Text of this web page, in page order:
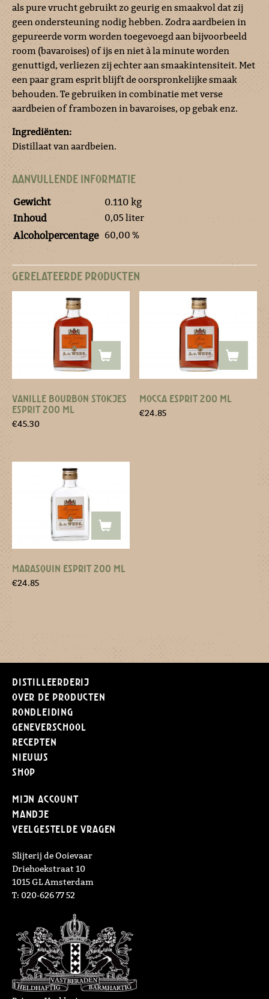
als pure vrucht gebruikt zo geurig en smaakvol dat zij
geen ondersteuning nodig hebben. Zodra aardbeien in
gepureerde vorm worden toegevoegd aan bijvoorbeeld
room (bavaroises) of ijs en niet à la minute worden
genuttigd, verliezen zij echter aan smaakintensiteit. Met
een paar gram esprit blijft de oorspronkelijke smaak
behouden. Te gebruiken in combinatie met verse
aardbeien of frambozen in bavaroises, op gebak enz.
Ingrediënten:
Distillaat van aardbeien.
AANVULLENDE INFORMATIE
Gewicht
0.110 kg
Inhoud
0,05 liter
Alcoholpercentage 60,00 %
GERELATEERDE PRODUCTEN
VANILLE BOURBON STOKJES
ESPRIT 200 ML
€45.30
MOCCA ESPRIT 200 ML
€24.85
MARASQUIN ESPRIT 200 ML
€24.85
Distilleerderij
Over de producten
Rondleiding
Geneverschool
Recepten
Nieuws
Shop
Mijn Account
Mandje
Veelgestelde vragen
Slijterij de Ooievaar
Driehoekstraat 10
1015 GL Amsterdam
T: 020-626 77 52